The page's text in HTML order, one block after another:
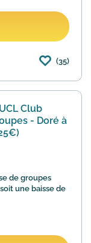
(35)
Club
- Doré à
de groupes
une baisse de